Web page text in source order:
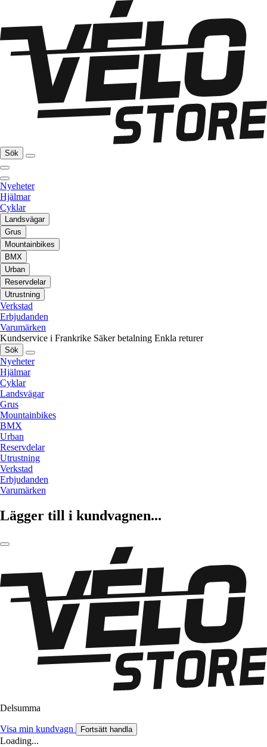
Sök
Nyeheter
Hjälmar
Cyklar
Landsvägar
Grus
Mountainbikes
BMX
Urban
Reservdelar
Utrustning
Verkstad
Erbjudanden
Varumärken
Kundservice i Frankrike Säker betalning Enkla returer
Sök
Nyeheter
Hjälmar
Cyklar
Landsvägar
Grus
Mountainbikes
BMX
Urban
Reservdelar
Utrustning
Verkstad
Erbjudanden
Varumärken
Lägger till i kundvagnen...
Delsumma
Visa min kundvagn Fortsätt handla
Loading...